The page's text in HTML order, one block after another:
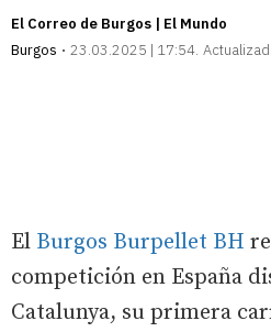
El Correo de Burgos | El Mundo
Burgos
23.03.2025 | 17:54
El Burgos Burpellet BH
competición en España
Catalunya, su primera